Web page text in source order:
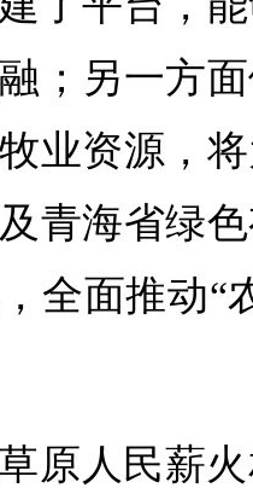
；另一方
业资源，
青海省绿
全面推动“
原人民薪